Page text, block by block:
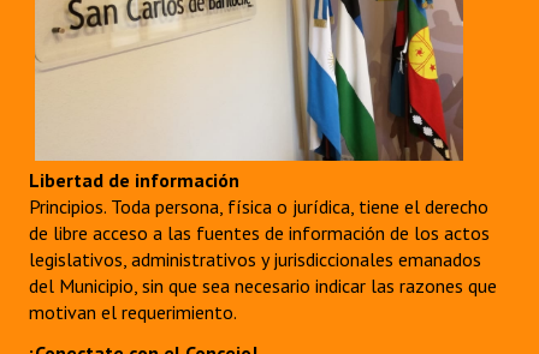
Ejecución Presupuestaria
Actas de Audiencias Públicas
Comunicaciones
Declaraciones
Resoluciones
Resoluciones de Presidencia
Libertad de información
Principios. Toda persona, física o jurídica, tiene el derecho
de libre acceso a las fuentes de información de los actos
legislativos, administrativos y jurisdiccionales emanados
del Municipio, sin que sea necesario indicar las razones que
motivan el requerimiento.